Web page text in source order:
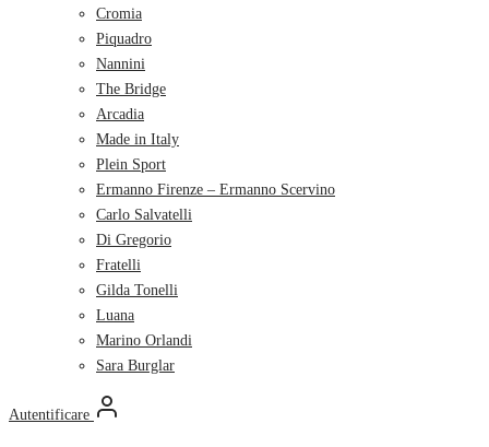
Cromia
Piquadro
Nannini
The Bridge
Arcadia
Made in Italy
Plein Sport
Ermanno Firenze – Ermanno Scervino
Carlo Salvatelli
Di Gregorio
Fratelli
Gilda Tonelli
Luana
Marino Orlandi
Sara Burglar
Autentificare